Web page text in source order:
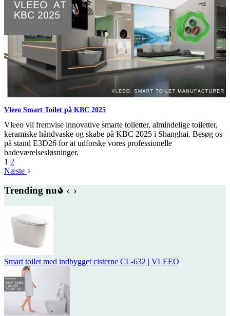
Vleeo Smart Toilet på KBC 2025
Vleeo vil fremvise innovative smarte toiletter, almindelige toiletter,
keramiske håndvaske og skabe på KBC 2025 i Shanghai. Besøg os
på stand E3D26 for at udforske vores professionelle
badeværelsesløsninger.
1 2
Næste
Trending nu
Smart toilet med indbygget cisterne CL-632 | VLEEO